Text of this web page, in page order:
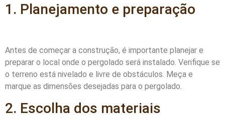
1. Planejamento e preparação
Antes de começar a construção, é importante planejar e
preparar o local onde o pergolado será instalado. Verifique se
o terreno está nivelado e livre de obstáculos. Meça e
marque as dimensões desejadas para o pergolado.
2. Escolha dos materiais